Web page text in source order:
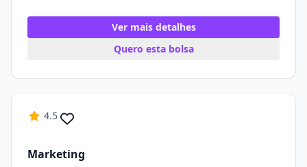
Ver mais detalhes
Quero esta bolsa
4.5
Marketing